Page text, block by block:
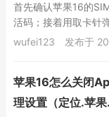
首先确认苹果16的
活码；接着用取卡针
槽、芯片面朝下插入
wufei123 发布于
苹果16怎么关闭
理设置（定位.苹果.